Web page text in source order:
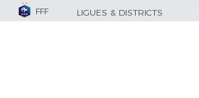
FFF LIGUES & DISTRICTS